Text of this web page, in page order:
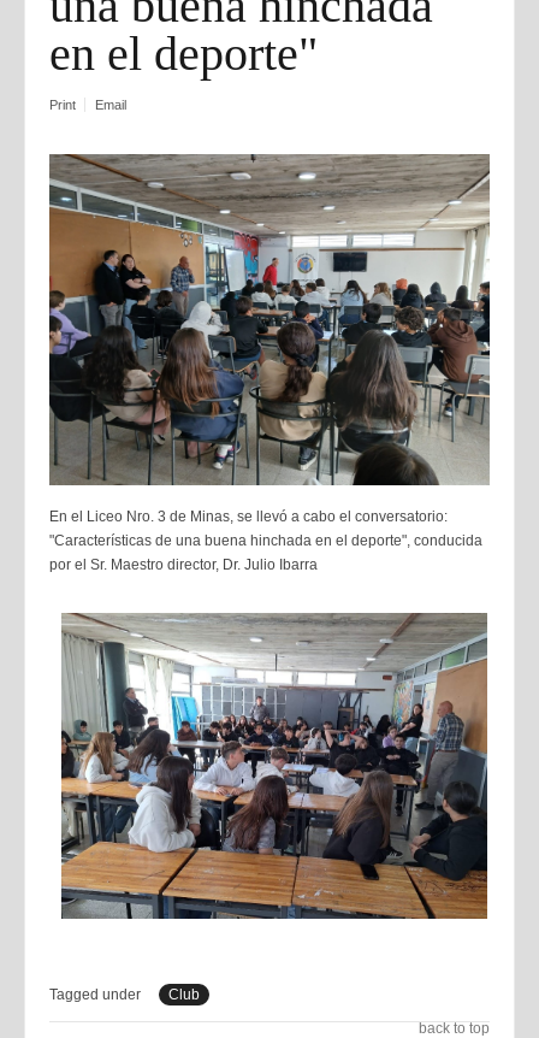
en el deporte"
Print Email
En el Liceo Nro. 3 de Minas, se llevó a cabo el conversatorio:
"Características de una buena hinchada en el deporte", conducida
por el Sr. Maestro director, Dr. Julio Ibarra
Tagged under
Club
back to top